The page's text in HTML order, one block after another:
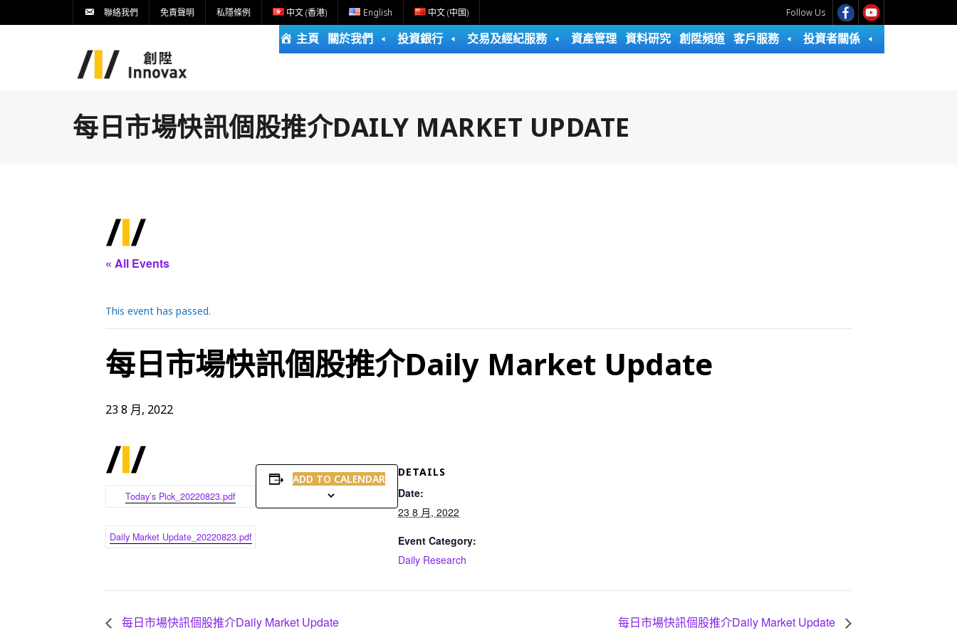
聯絡我們 免責聲明 私隱條例 中文 (香港) English 中文 (中国) Follow Us
主頁 關於我們 投資銀行 交易及經紀服務 資產管理 資料研究 創陞頻道 客戶服務 投資者關係
每日市場快訊個股推介DAILY MARKET UPDATE
« All Events
This event has passed.
每日市場快訊個股推介Daily Market Update
23 8 月, 2022
Today’s Pick_20220823.pdf
Daily Market Update_20220823.pdf
ADD TO CALENDAR
DETAILS
Date:
23 8 月, 2022
Event Category:
Daily Research
每日市場快訊個股推介Daily Market Update 每日市場快訊個股推介Daily Market Update